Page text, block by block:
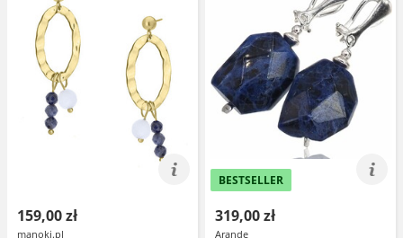
159,00 zł
manoki.pl
BESTSELLER
319,00 zł
Arande